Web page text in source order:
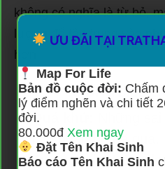
không có nghĩa là từ bỏ,
lượng để tập trung vào
hơn.
NHỮNG ĐIỀU
Quá khứ:
mối quan hệ đã qua.
Tương lai:Những lo
ƯU ĐÃI TẠI
Map For Life
Bản đồ cuộc đời: Chấm
lý điểm nghẽn và chi tiết
đời.
80.000đ Xem ngay
Đặt Tên Khai Sinh
Báo cáo Tên Khai Sinh